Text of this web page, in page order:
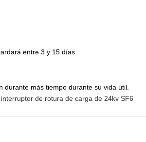
entre 3 y 15 días.
más tiempo durante su vida útil.
interruptor de rotura de carga de 24kv SF6